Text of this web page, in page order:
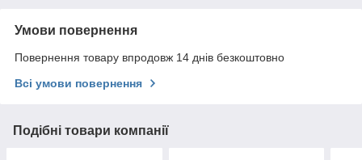
Умови повернення
Повернення товару впродовж 14 днів безкоштовно
Всі умови повернення
Подібні товари компанії